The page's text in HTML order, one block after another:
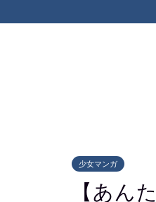
少女マンガ
【あん